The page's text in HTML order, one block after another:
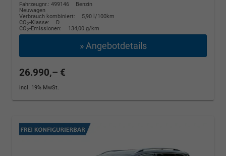
Fahrzeugnr.: 499146
Benzin
Neuwagen
Verbrauch kombiniert:
5,90 l/100km
CO2-Klasse:
D
CO2-Emissionen: 134,00 g/km
» Angebotdetails
26.990,– €
incl. 19% MwSt.